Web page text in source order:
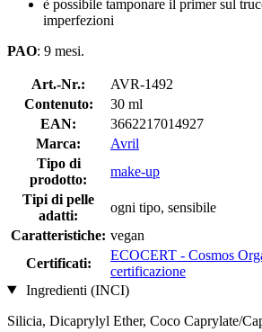
è possibile tamponare il primer sul
imperfezioni
PAO: 9 mesi.
Art.-Nr.:
AVR-1492
Contenuto:
30 ml
EAN:
3662217014927
Marca:
Avril
Tipo di
prodotto:
make-up
Tipi di pelle
adatti:
ogni tipo, sensibile
Caratteristiche: vegan
Certificati:
ECOCERT - Cosmos
certificazione
Ingredienti (INCI)
Silicia, Dicaprylyl Ether, Coco Caprylate/